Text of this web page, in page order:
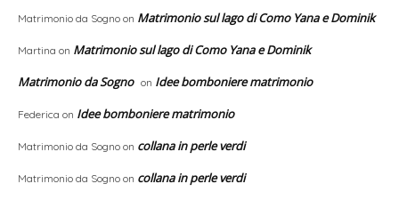
Matrimonio da Sogno on Matrimonio sul lago di Como Yana e Dominik
Martina on Matrimonio sul lago di Como Yana e Dominik
Matrimonio da Sogno on Idee bomboniere matrimonio
Federica on Idee bomboniere matrimonio
Matrimonio da Sogno on collana in perle verdi
Matrimonio da Sogno on collana in perle verdi